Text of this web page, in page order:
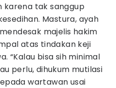
karena tak sanggup
Mastura, ayah
majelis hakim
atas tindakan keji
“Kalau bisa sih minimal
perlu, dihukum mutilasi
wartawan usai